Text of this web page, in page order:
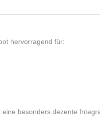
hervorragend für:
besonders dezente